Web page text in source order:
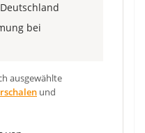
bei
ausgewählte
und